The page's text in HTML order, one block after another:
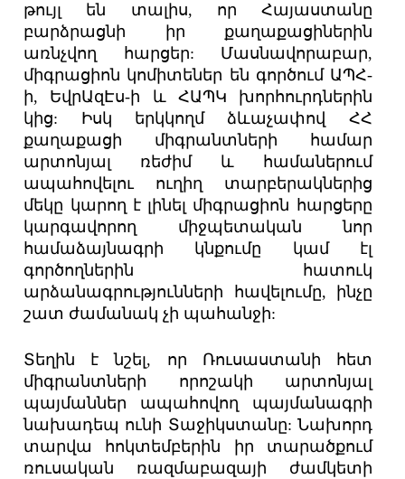
թույլ են տալիս, որ Հայաստանը
բարձրացնի իր քաղաքացիներին
առնչվող հարցեր: Մասնավորաբար,
միգրացիոն կոմիտեներ են գործում ԱՊՀ-
ի, ԵվրԱզԷս-ի և ՀԱՊԿ խորհուրդներին
կից: Իսկ երկկողմ ձևաչափով ՀՀ
քաղաքացի միգրանտների համար
արտոնյալ ռեժիմ և համաներում
ապահովելու ուղիղ տարբերակներից
մեկը կարող է լինել միգրացիոն հարցերը
կարգավորող միջպետական նոր
համաձայնագրի կնքումը կամ էլ
գործողներին հատուկ
արձանագրությունների հավելումը, ինչը
շատ ժամանակ չի պահանջի:
Տեղին է նշել, որ Ռուսաստանի հետ
միգրանտների որոշակի արտոնյալ
պայմաններ ապահովող պայմանագրի
նախադեպ ունի Տաջիկստանը: Նախորդ
տարվա հոկտեմբերին իր տարածքում
ռուսական ռազմաբազայի ժամկետի